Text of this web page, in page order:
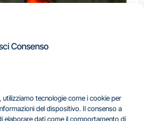
Consenso
utilizziamo tecnologie come i cookie per
del dispositivo. Il consenso a
elaborare dati come il comportamento di